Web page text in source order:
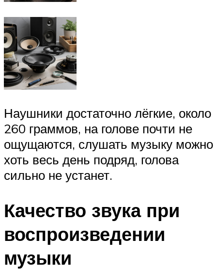
Наушники достаточно лёгкие, около
260 граммов, на голове почти не
ощущаются, слушать музыку можно
хоть весь день подряд, голова
сильно не устанет.
Качество звука при
воспроизведении
музыки